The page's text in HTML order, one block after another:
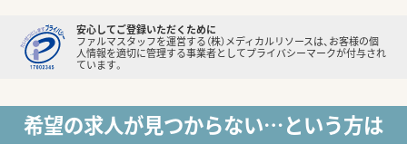
安心してご登録いただくために
ファルマスタッフを運営する（株）メディカルリソースは、お客様の個
人情報を適切に管理する事業者としてプライバシーマークが付与され
ています。
希望の求人が見つからない…という方は